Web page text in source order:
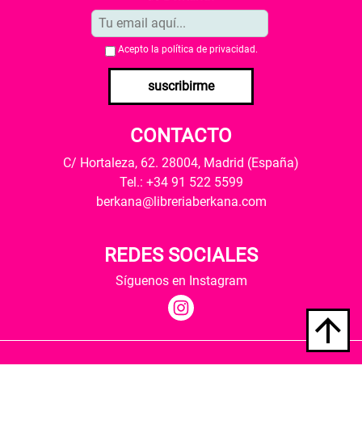
Acepto la política de privacidad .
suscribirme
CONTACTO
C/ Hortaleza, 62. 28004, Madrid (España)
Tel.: +34 91 522 5599
berkana@libreriaberkana.com
REDES SOCIALES
Síguenos en Instagram